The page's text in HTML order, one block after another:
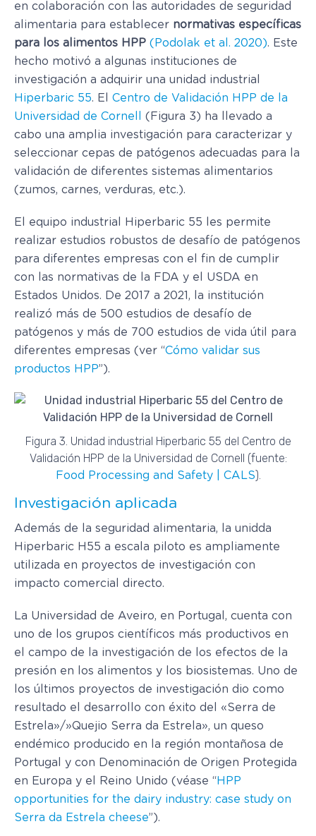
en colaboración con las autoridades de seguridad
alimentaria para establecer normativas específicas
para los alimentos HPP (Podolak et al. 2020). Este
hecho motivó a algunas instituciones de
investigación a adquirir una unidad industrial
Hiperbaric 55. El Centro de Validación HPP de la
Universidad de Cornell
(Figura 3) ha llevado a
cabo una amplia investigación para caracterizar y
seleccionar cepas de patógenos adecuadas para la
validación de diferentes sistemas alimentarios
(zumos, carnes, verduras, etc.).
El equipo industrial Hiperbaric 55 les permite
realizar estudios robustos de desafío de patógenos
para diferentes empresas con el fin de cumplir
con las normativas de la FDA y el USDA en
Estados Unidos. De 2017 a 2021, la institución
realizó más de 500 estudios de desafío de
patógenos y más de 700 estudios de vida útil para
diferentes empresas (ver “Cómo validar sus
productos HPP”).
Figura 3. Unidad industrial Hiperbaric 55 del Centro de
Validación HPP de la Universidad de Cornell (fuente:
Food Processing and Safety | CALS).
Investigación aplicada
Además de la seguridad alimentaria, la unidda
Hiperbaric H55 a escala piloto es ampliamente
utilizada en proyectos de investigación con
impacto comercial directo.
La Universidad de Aveiro, en Portugal, cuenta con
uno de los grupos científicos más productivos en
el campo de la investigación de los efectos de la
presión en los alimentos y los biosistemas. Uno de
los últimos proyectos de investigación dio como
resultado el desarrollo con éxito del «Serra de
Estrela»/»Quejio Serra da Estrela», un queso
endémico producido en la región montañosa de
Portugal y con Denominación de Origen Protegida
en Europa y el Reino Unido (véase “ HPP
opportunities for the dairy industry: case study on
Serra da Estrela cheese”).